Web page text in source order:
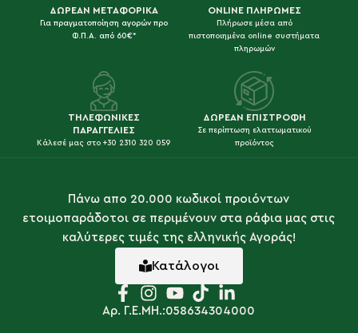
RONA KITCHENAID
SCHNEIDER PIRGE
ΔΩΡΕΑΝ ΜΕΤΑΦΟΡΙΚΑ
Για πραγματοποίηση αγορών προ
Φ.Π.Α. από 60€*
ONLINE ΠΛΗΡΩΜΕΣ
Πλήρωσε μέσα από
πιστοποιημένα online συστήματα
πληρωμών
ΤΗΛΕΦΩΝΙΚΕΣ
ΠΑΡΑΓΓΕΛΙΕΣ
Κάλεσέ μας στο +30 2310 320 059
ΔΩΡΕΑΝ ΕΠΙΣΤΡΟΦΗ
Σε περίπτωση ελαττωματικού
προϊόντος
Πάνω απο 20.000 κωδικοί προιόντων
ετοιμοπαράδοτοι σε περιμένουν στα ράφια μας στις
καλύτερες τιμές της ελληνικής Αγοράς!
Κατάλογοι
Αρ. Γ.Ε.ΜΗ.:058634304000